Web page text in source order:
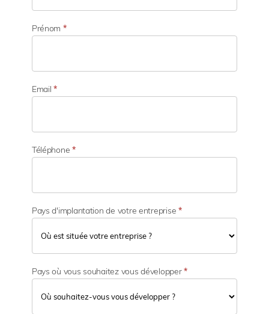
r
d
t
i
t
é
Prénom *
Email*
Téléphone*
Pays d'implantation de votre entreprise *
Pays où vous souhaitez vous développer*